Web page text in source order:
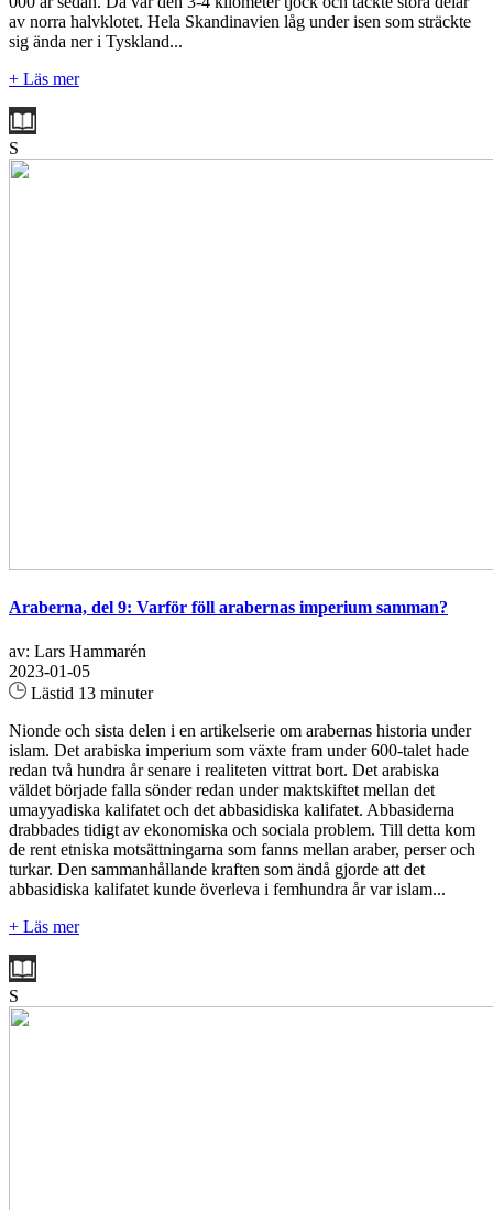
av norra halvklotet. Hela Skandinavien låg under isen som sträckte
sig ända ner i Tyskland...
+ Läs mer
S
Araberna, del 9: Varför föll arabernas imperium samman?
av: Lars Hammarén
2023-01-05
Lästid 13 minuter
Nionde och sista delen i en artikelserie om arabernas historia under
islam. Det arabiska imperium som växte fram under 600-talet hade
redan två hundra år senare i realiteten vittrat bort. Det arabiska
väldet började falla sönder redan under maktskiftet mellan det
umayyadiska kalifatet och det abbasidiska kalifatet. Abbasiderna
drabbades tidigt av ekonomiska och sociala problem. Till detta kom
de rent etniska motsättningarna som fanns mellan araber, perser och
turkar. Den sammanhållande kraften som ändå gjorde att det
abbasidiska kalifatet kunde överleva i femhundra år var islam...
+ Läs mer
S